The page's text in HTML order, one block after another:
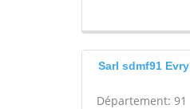
Sarl sdmf91 Evry
Département: 91